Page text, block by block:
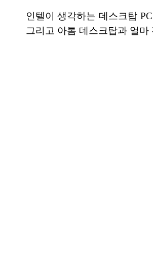
인텔이 생각하는 데스크탑
그리고 아톰 데스크탑과 얼마